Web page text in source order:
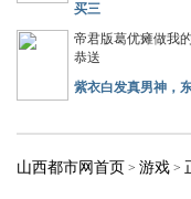
买三
帝君版葛优瘫做我
恭送
紫衣白发真男神，
山西都市网首页 > 游戏 >